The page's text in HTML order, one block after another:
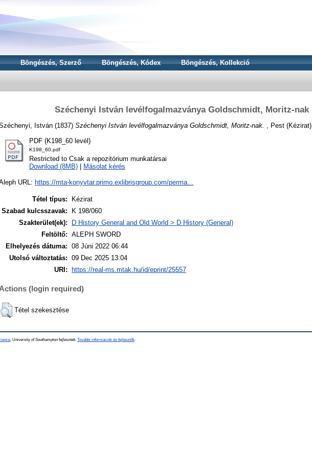
Böngészés, Szerző Böngészés, Kódex Böngészés, Kollekció
Széchenyi István levélfogalmazványa Goldschmidt, Moritz-nak
István (1837) Széchenyi István levélfogalmazványa Goldschmidt, Moritz-nak. , Pest (Kézirat)
PDF (K198_60 levél)
K198_60.pdf
Restricted to Csak a repozitórium munkatársai
Download (8MB)
Másolat kérés
URL: https://mta-konyvtar.primo.exlibrisgroup.com/perma...
Tétel típus:
Kézirat
Szabad kulcsszavak:
K 198/060
Szakterület(ek):
D History General and Old World > D History (General)
Feltöltő: ALEPH SWORD
Elhelyezés dátuma: 08 Júni 2022 06:44
Utolsó változtatás: 09 Dec 2025 13:04
URI:
https://real-ms.mtak.hu/id/eprint/25557
Actions (login required)
Tétel szekesztése
, University of Southampton fejlesztett. További információk és fejlesztők